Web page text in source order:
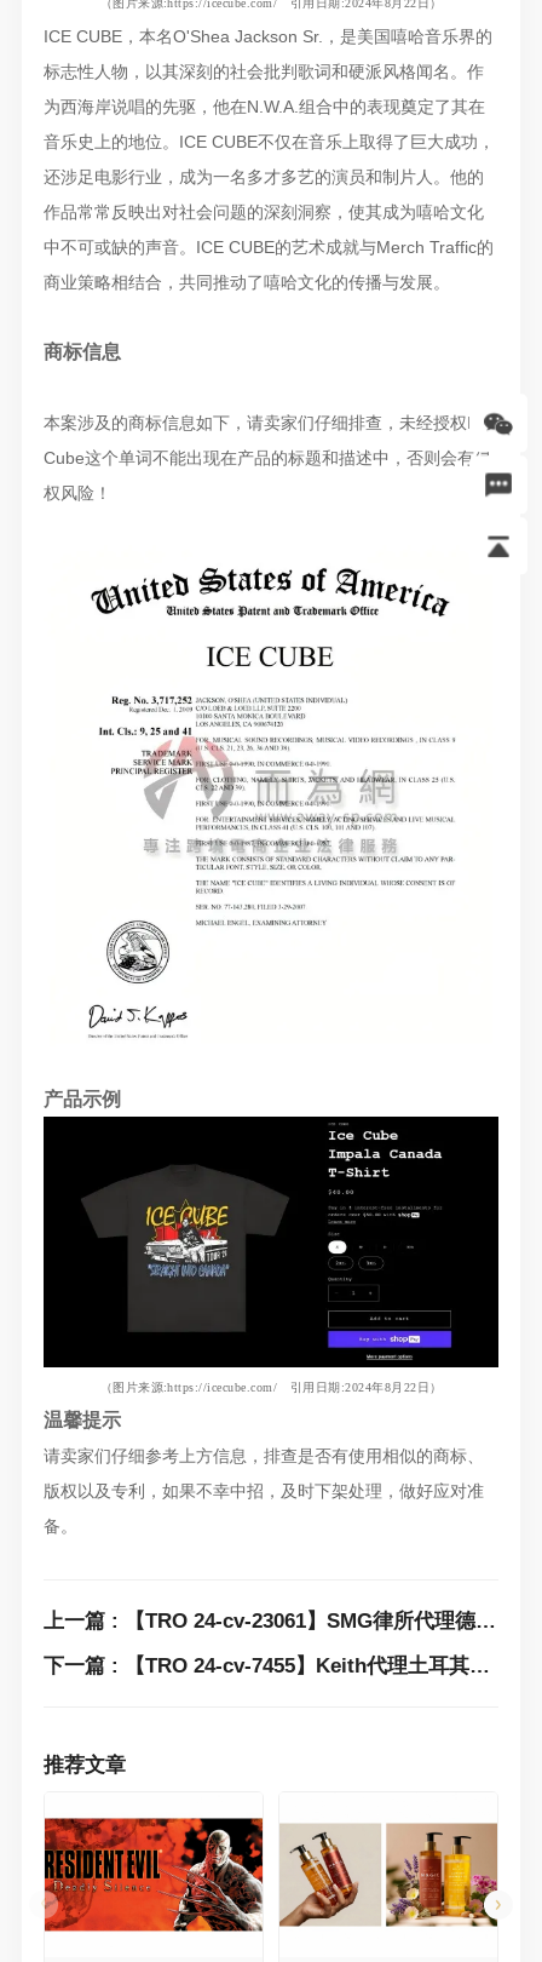
（图片来源:https://icecube.com/ 引用日期:2024年8月22日）
ICE CUBE，本名O'Shea Jackson Sr.，是美国嘻哈音乐界的
标志性人物，以其深刻的社会批判歌词和硬派风格闻名。作
为西海岸说唱的先驱，他在N.W.A.组合中的表现奠定了其在
音乐史上的地位。ICE CUBE不仅在音乐上取得了巨大成功，
还涉足电影行业，成为一名多才多艺的演员和制片人。他的
作品常常反映出对社会问题的深刻洞察，使其成为嘻哈文化
中不可或缺的声音。ICE CUBE的艺术成就与Merch Traffic的
商业策略相结合，共同推动了嘻哈文化的传播与发展。
商标信息
本案涉及的商标信息如下，请卖家们仔细排查，未经授权Ice
Cube这个单词不能出现在产品的标题和描述中，否则会有侵
权风险！
产品示例
（图片来源:https://icecube.com/ 引用日期:2024年8月22日）
温馨提示
请卖家们仔细参考上方信息，排查是否有使用相似的商标、
版权以及专利，如果不幸中招，及时下架处理，做好应对准
备。
上一篇 : 【TRO 24-cv-23061】SMG律所代理德国运动品牌On Clouds GmbH超多商标维权！速排查下架！
下一篇 : 【TRO 24-cv-7455】Keith代理土耳其艺术家Caglayan Kaya Goksoy版权发案，这两张武士图不能再用
推荐文章